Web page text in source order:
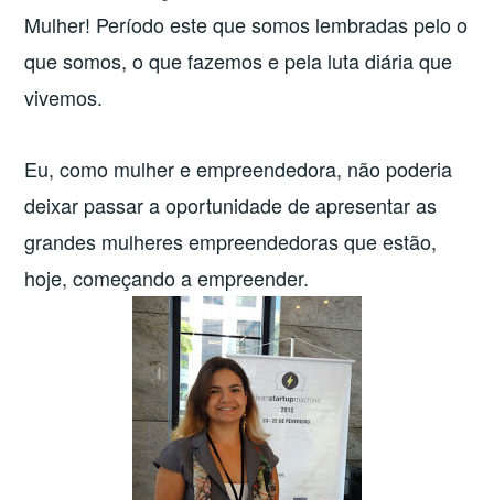
Mulher! Período este que somos lembradas pelo o
que somos, o que fazemos e pela luta diária que
vivemos.
Eu, como mulher e empreendedora, não poderia
deixar passar a oportunidade de apresentar as
grandes mulheres empreendedoras que estão,
hoje, começando a empreender.